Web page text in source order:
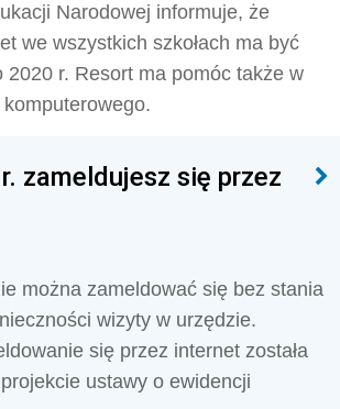
Narodowej informuje, że
we wszystkich szkołach ma być
2020 r. Resort ma pomóc także w
zameldujesz się przez
można zameldować się bez stania
wizyty w urzędzie.
się przez internet została
ustawy o ewidencji